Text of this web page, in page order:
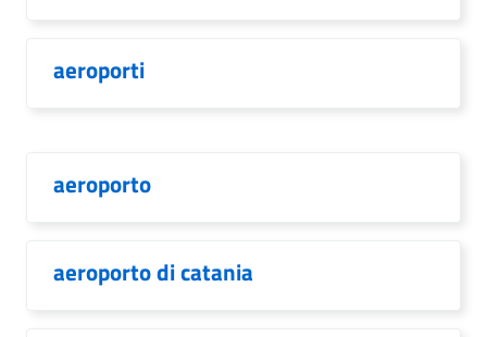
aeroporti
aeroporto
aeroporto di catania